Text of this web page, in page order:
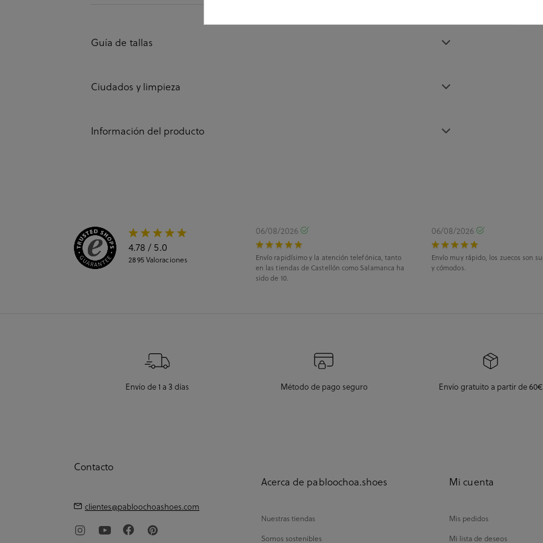
Guía de tallas
Ciudados y limpieza
Información del producto
4.78 / 5.0
2895Valoraciones
06/08/2026
Envío rapidísimo y la atención telefónica, tanto
en las tiendas de Castellón como Salamanca ha
sido de 10.
06/08/2026
Envío muy rápido, los zuecos son
y cómodos.
Envío de 1 a 3 días Método de pago seguro Envío gratuito a partir de 60€
Contacto
clientes@pabloochoashoes.com
Acerca de pabloochoa.shoes
Nuestras tiendas
Somos sostenibles
Mi cuenta
Mis pedidos
Mi lista de deseos